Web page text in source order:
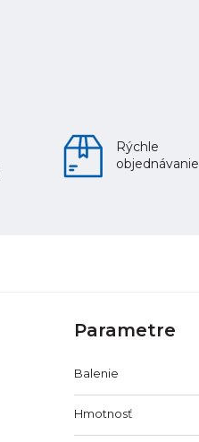
Rýchle
objednávanie
Parametre
Balenie
Hmotnosť